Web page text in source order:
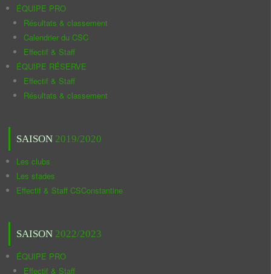
ÉQUIPE PRO
Résultats & classement
Calendrier du CSC
Effectif & Staff
ÉQUIPE RÉSERVE
Effectif & Staff
Résultats & classement
SAISON 2019/2020
Les clubs
Les stades
Effectif & Staff CSConstantine
SAISON 2022/2023
ÉQUIPE PRO
Effectif & Staff